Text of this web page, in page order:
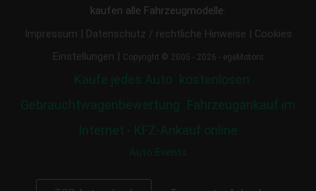
kaufen alle Fahrzeugmodelle.
Impressum | Datenschutz / rechtliche Hinweise | Cookies
Einstellungen | Copyright © 2005 - 2026 - egeMotors
Kaufe jedes Auto kostenlosen
Gebrauchtwagenbewertung Fahrzeugankauf im
Internet - KFZ-Ankauf online
Auto Events